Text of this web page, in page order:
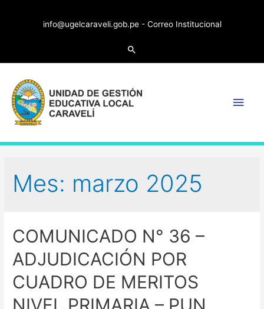
info@ugelcaraveli.gob.pe - Correo Institucional
Search
Main
Mes: marzo 2025
COMUNICADO N° 36 –
ADJUDICACIÓN POR
CUADRO DE MERITOS
NIVEL PRIMARIA – PUN